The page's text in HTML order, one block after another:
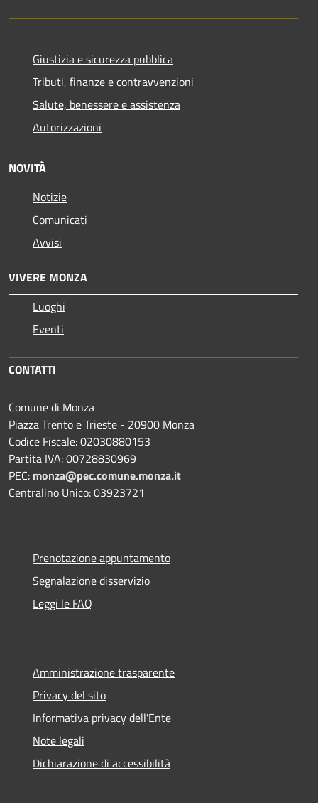
Giustizia e sicurezza pubblica
Tributi, finanze e contravvenzioni
Salute, benessere e assistenza
Autorizzazioni
NOVITÀ
Notizie
Comunicati
Avvisi
VIVERE MONZA
Luoghi
Eventi
CONTATTI
Comune di Monza
Piazza Trento e Trieste - 20900 Monza
Codice Fiscale: 02030880153
Partita IVA: 00728830969
PEC: monza@pec.comune.monza.it
Centralino Unico: 03923721
Prenotazione appuntamento
Segnalazione disservizio
Leggi le FAQ
Amministrazione trasparente
Privacy del sito
Informativa privacy dell'Ente
Note legali
Dichiarazione di accessibilità